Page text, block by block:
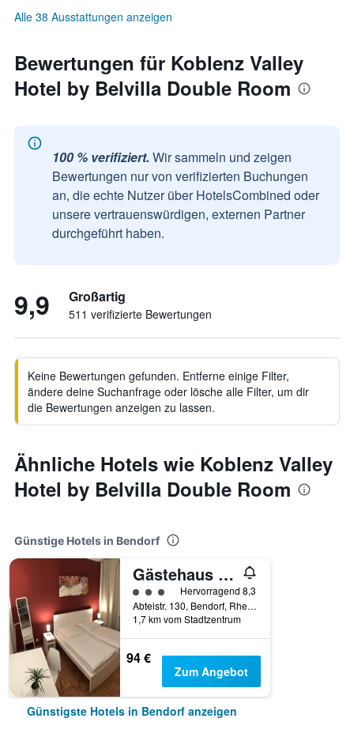
Alle 38 Ausstattungen anzeigen
Bewertungen für Koblenz Valley
Hotel by Belvilla Double Room
100 % verifiziert. Wir sammeln und zeigen
Bewertungen nur von verifizierten Buchungen
an, die echte Nutzer über HotelsCombined oder
unsere vertrauenswürdigen, externen Partner
durchgeführt haben.
9,9 Großartig
511 verifizierte Bewertungen
Keine Bewertungen gefunden. Entferne einige Filter,
ändere deine Suchanfrage oder lösche alle Filter, um dir
die Bewertungen anzeigen zu lassen.
Ähnliche Hotels wie Koblenz Valley
Hotel by Belvilla Double Room
Günstige Hotels in Bendorf
Gästehaus Abtei Sayn
Bewertungskategorie 3
Hervorragend 8,3
Abteistr. 130, Bendorf, Rheinland Pfalz, Deutschland
1,7 km vom Stadtzentrum
94 €
Zum Angebot
Günstigste Hotels in Bendorf anzeigen